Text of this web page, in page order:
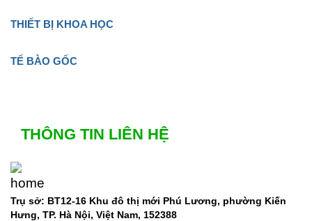
THIẾT BỊ KHOA HỌC
TẾ BÀO GỐC
THÔNG TIN LIÊN HỆ
Trụ sở: BT12-16 Khu đô thị mới Phú Lương, phường Kiến
Hưng, TP. Hà Nội, Việt Nam, 152388